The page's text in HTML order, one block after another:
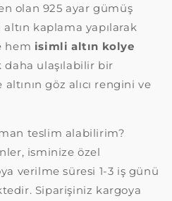
olan 925 ayar gümüş
kaplama yapılarak
hem isimli altın kolye
daha ulaşılabilir bir
göz alıcı rengini ve
teslim alabilirim?
isminize özel
verilme süresi 1-3 iş günü
Siparişiniz kargoya